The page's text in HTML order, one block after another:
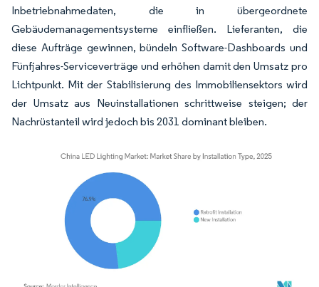
Inbetriebnahmedaten, die in übergeordnete
Gebäudemanagementsysteme einfließen. Lieferanten, die
diese Aufträge gewinnen, bündeln Software-Dashboards und
Fünfjahres-Serviceverträge und erhöhen damit den Umsatz pro
Lichtpunkt. Mit der Stabilisierung des Immobiliensektors wird
der Umsatz aus Neuinstallationen schrittweise steigen; der
Nachrüstanteil wird jedoch bis 2031 dominant bleiben.